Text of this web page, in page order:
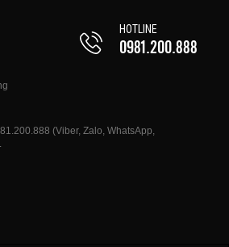
HOTLINE
0981.200.888
(Viber, Zalo, WhatsApp,